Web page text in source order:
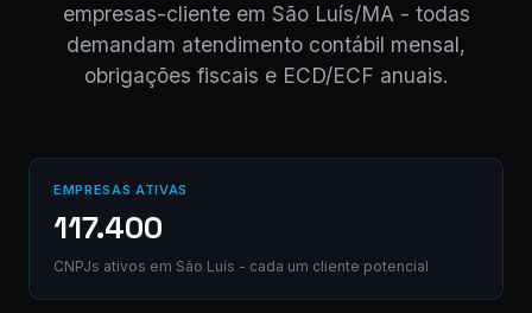
obrigado! 😊
11:04
⚠ Nota interna
mensagem...
empresas-cliente em São Luís/MA - todas
demandam atendimento contábil mensal,
obrigações fiscais e ECD/ECF anuais.
EMPRESAS ATIVAS
117.400
CNPJs ativos em São Luís - cada um cliente potencial